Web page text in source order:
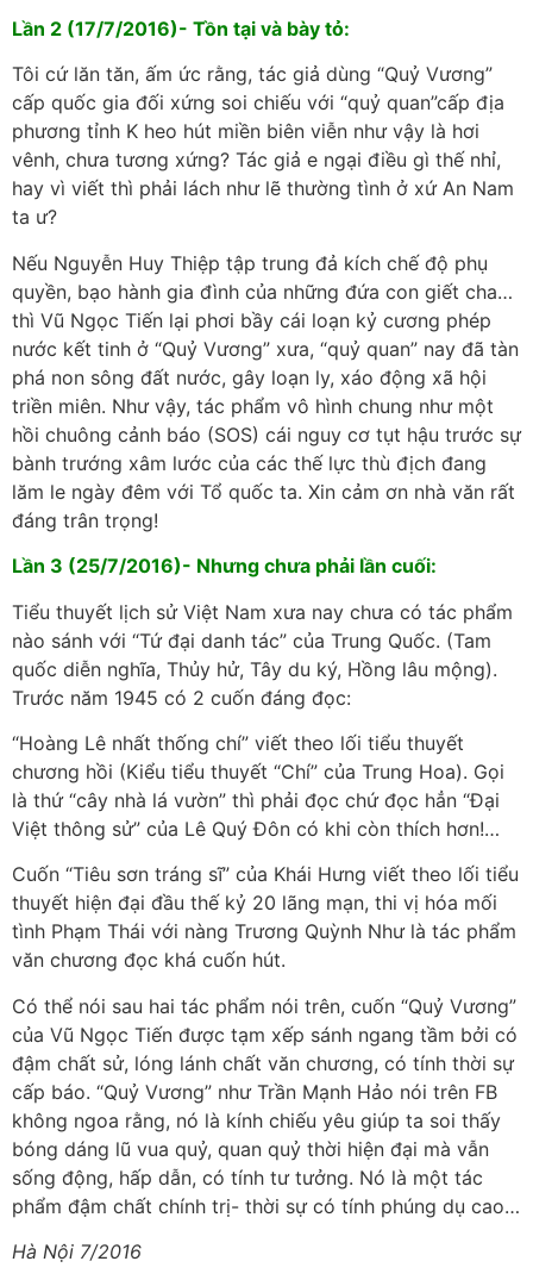
Lần 2 (17/7/2016)- Tồn tại và bày tỏ:
Tôi cứ lăn tăn, ấm ức rằng, tác giả dùng “Quỷ Vương”
cấp quốc gia đối xứng soi chiếu với “quỷ quan”cấp địa
phương tỉnh K heo hút miền biên viễn như vậy là hơi
vênh, chưa tương xứng? Tác giả e ngại điều gì thế nhỉ,
hay vì viết thì phải lách như lẽ thường tình ở xứ An Nam
ta ư?
Nếu Nguyễn Huy Thiệp tập trung đả kích chế độ phụ
quyền, bạo hành gia đình của những đứa con giết cha…
thì Vũ Ngọc Tiến lại phơi bầy cái loạn kỷ cương phép
nước kết tinh ở “Quỷ Vương” xưa, “quỷ quan” nay đã tàn
phá non sông đất nước, gây loạn ly, xáo động xã hội
triền miên. Như vậy, tác phẩm vô hình chung như một
hồi chuông cảnh báo (SOS) cái nguy cơ tụt hậu trước sự
bành trướng xâm lước của các thế lực thù địch đang
lăm le ngày đêm với Tổ quốc ta. Xin cảm ơn nhà văn rất
đáng trân trọng!
Lần 3 (25/7/2016)- Nhưng chưa phải lần cuối:
Tiểu thuyết lịch sử Việt Nam xưa nay chưa có tác phẩm
nào sánh với “Tứ đại danh tác” của Trung Quốc. (Tam
quốc diễn nghĩa, Thủy hử, Tây du ký, Hồng lâu mộng).
Trước năm 1945 có 2 cuốn đáng đọc:
“Hoàng Lê nhất thống chí” viết theo lối tiểu thuyết
chương hồi (Kiểu tiểu thuyết “Chí” của Trung Hoa). Gọi
là thứ “cây nhà lá vườn” thì phải đọc chứ đọc hẳn “Đại
Việt thông sử” của Lê Quý Đôn có khi còn thích hơn!…
Cuốn “Tiêu sơn tráng sĩ” của Khái Hưng viết theo lối tiểu
thuyết hiện đại đầu thế kỷ 20 lãng mạn, thi vị hóa mối
tình Phạm Thái với nàng Trương Quỳnh Như là tác phẩm
văn chương đọc khá cuốn hút.
Có thể nói sau hai tác phẩm nói trên, cuốn “Quỷ Vương”
của Vũ Ngọc Tiến được tạm xếp sánh ngang tầm bởi có
đậm chất sử, lóng lánh chất văn chương, có tính thời sự
cấp báo. “Quỷ Vương” như Trần Mạnh Hảo nói trên FB
không ngoa rằng, nó là kính chiếu yêu giúp ta soi thấy
bóng dáng lũ vua quỷ, quan quỷ thời hiện đại mà vẫn
sống động, hấp dẫn, có tính tư tưởng. Nó là một tác
phẩm đậm chất chính trị- thời sự có tính phúng dụ cao…
Hà Nội 7/2016